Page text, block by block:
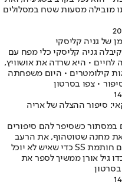
מובילה מסעות שטח במסלולים
של גניה קליסקי
גניה קליסקי כלי מפח עם
• היא שרדה את אושוויץ,
קילומטרים • היום משפחתה
• צפו בסרטון
סיפור ההצלה של אריה
הציל אריה שילנסקי 15 ילדים במסתור כשסיפר להם סיפורים
מחנה שטוטהוף, את הרעב
ואת צעדת המוות, ובשחרור לקח מזלג עם חותמת SS כדי שאיש לא יוכל
• היום, לאחר שנפטר בגיל 97, נכדו גיל אורן ממשיך לספר את
בסרטון